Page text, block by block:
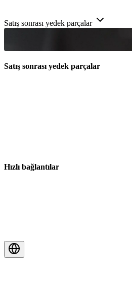
Satış sonrası yedek parçalar
Satış sonrası yedek parçalar
Hızlı bağlantılar